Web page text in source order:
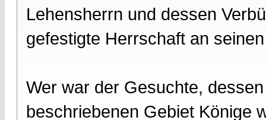
Lehensherrn und dessen
gefestigte Herrschaft an
Wer war der Gesuchte,
beschriebenen Gebiet Könige